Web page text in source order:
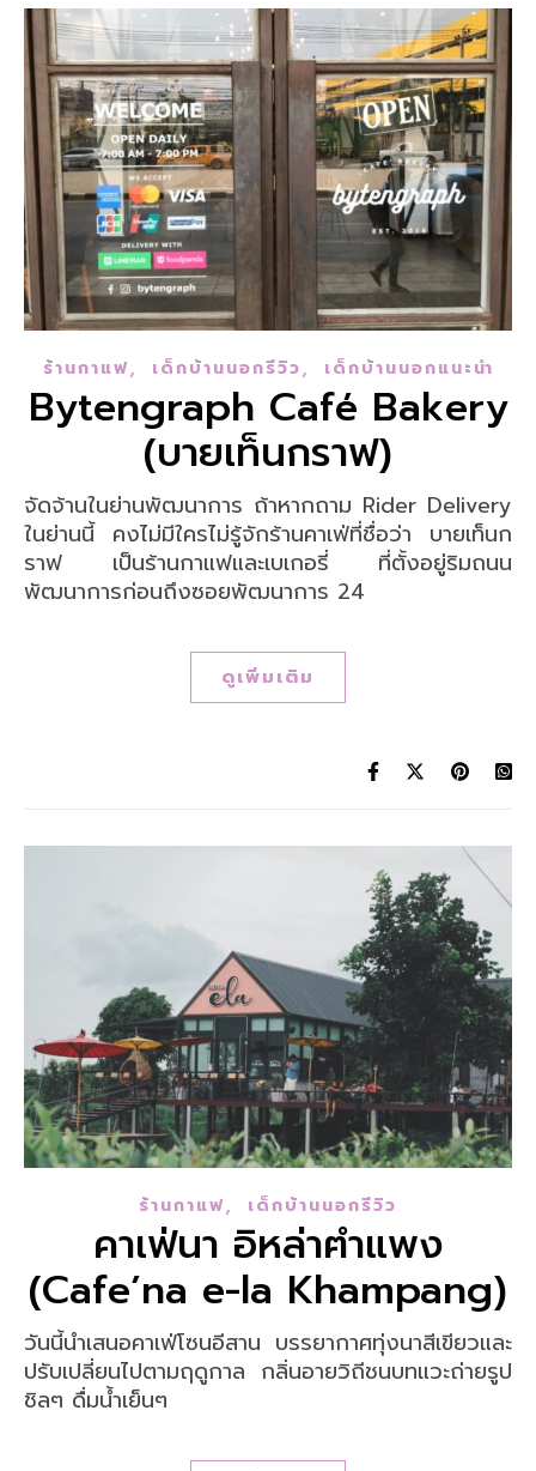
ร้านกาแฟ, เด็กบ้านนอกรีวิว, เด็กบ้านนอกแนะนำ
Bytengraph Café Bakery
(บายเท็นกราฟ)
จัดจ้านในย่านพัฒนาการ ถ้าหากถาม Rider Delivery
ในย่านนี้ คงไม่มีใครไม่รู้จักร้านคาเฟ่ที่ชื่อว่า บายเท็นก
ราฟ เป็นร้านกาแฟและเบเกอรี่ ที่ตั้งอยู่ริมถนน
พัฒนาการก่อนถึงซอยพัฒนาการ 24
ดูเพิ่มเติม
ร้านกาแฟ, เด็กบ้านนอกรีวิว
คาเฟ่นา อิหล่าฅำแพง
(Cafe’na e-la Khampang)
วันนี้นำเสนอคาเฟ่โซนอีสาน บรรยากาศทุ่งนาสีเขียวและ
ปรับเปลี่ยนไปตามฤดูกาล กลิ่นอายวิถีชนบทแวะถ่ายรูป
ชิลๆ ดื่มน้ำเย็นๆ